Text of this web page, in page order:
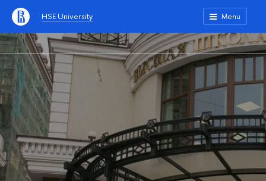
HSE University Menu